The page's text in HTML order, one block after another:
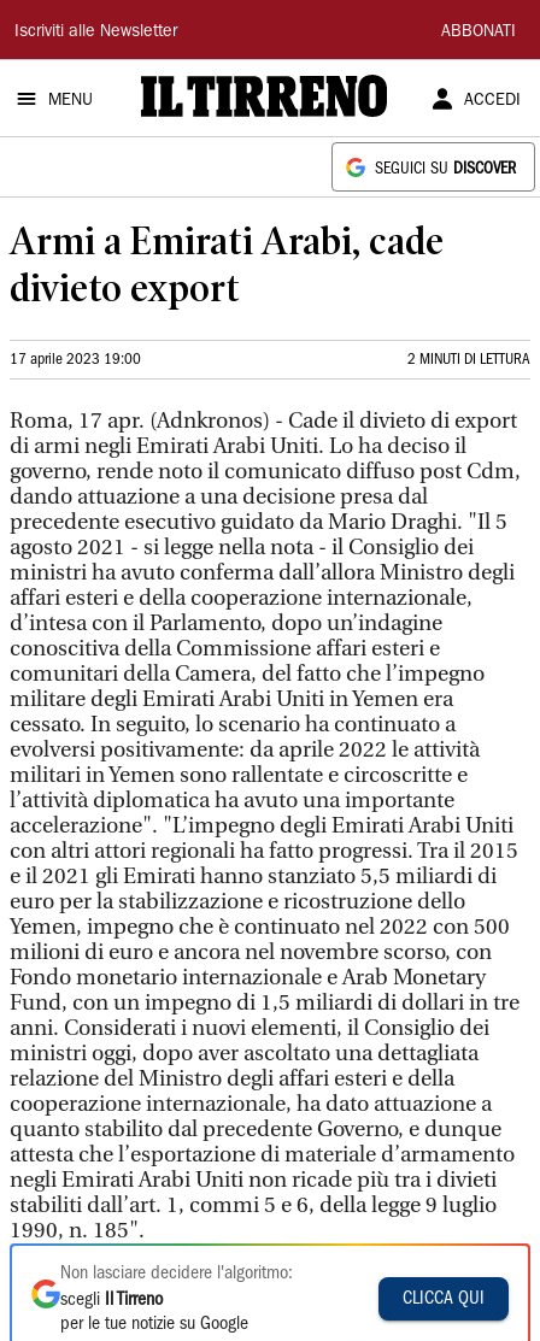
Il
Tirreno
Iscriviti alle Newsletter ABBONATI
MENU ACCEDI
SEGUICI SU DISCOVER
Armi a Emirati Arabi, cade
divieto export
17 aprile 2023 19:00 2 MINUTI DI LETTURA
Roma, 17 apr. (Adnkronos) - Cade il divieto di export
di armi negli Emirati Arabi Uniti. Lo ha deciso il
governo, rende noto il comunicato diffuso post Cdm,
dando attuazione a una decisione presa dal
precedente esecutivo guidato da Mario Draghi. "Il 5
agosto 2021 - si legge nella nota - il Consiglio dei
ministri ha avuto conferma dall’allora Ministro degli
affari esteri e della cooperazione internazionale,
d’intesa con il Parlamento, dopo un’indagine
conoscitiva della Commissione affari esteri e
comunitari della Camera, del fatto che l’impegno
militare degli Emirati Arabi Uniti in Yemen era
cessato. In seguito, lo scenario ha continuato a
evolversi positivamente: da aprile 2022 le attività
militari in Yemen sono rallentate e circoscritte e
l’attività diplomatica ha avuto una importante
accelerazione". "L’impegno degli Emirati Arabi Uniti
con altri attori regionali ha fatto progressi. Tra il 2015
e il 2021 gli Emirati hanno stanziato 5,5 miliardi di
euro per la stabilizzazione e ricostruzione dello
Yemen, impegno che è continuato nel 2022 con 500
milioni di euro e ancora nel novembre scorso, con
Fondo monetario internazionale e Arab Monetary
Fund, con un impegno di 1,5 miliardi di dollari in tre
anni. Considerati i nuovi elementi, il Consiglio dei
ministri oggi, dopo aver ascoltato una dettagliata
relazione del Ministro degli affari esteri e della
cooperazione internazionale, ha dato attuazione a
quanto stabilito dal precedente Governo, e dunque
attesta che l’esportazione di materiale d’armamento
negli Emirati Arabi Uniti non ricade più tra i divieti
stabiliti dall’art. 1, commi 5 e 6, della legge 9 luglio
1990, n. 185".
Non lasciare decidere l'algoritmo:
scegli
Il Tirreno
per le tue notizie su Google
CLICCA QUI